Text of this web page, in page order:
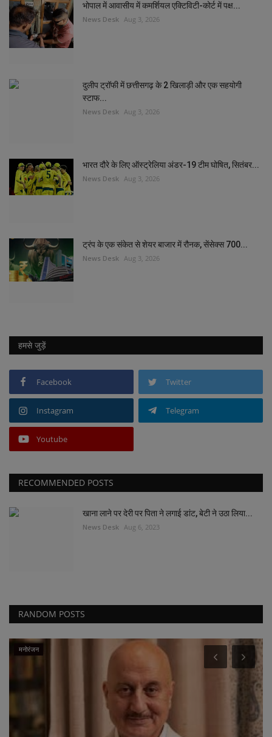
भोपाल में आवासीय में कमर्शियल एक्टिविटी-कोर्ट में पक्ष...
News Desk Aug 3, 2026
दुलीप ट्रॉफी में छत्तीसगढ़ के 2 खिलाड़ी और एक सहयोगी
स्टाफ...
News Desk Aug 3, 2026
भारत दौरे के लिए ऑस्ट्रेलिया अंडर-19 टीम घोषित, सितंबर...
News Desk Aug 3, 2026
ट्रंप के एक संकेत से शेयर बाजार में रौनक, सेंसेक्स 700...
News Desk Aug 3, 2026
हमसे जुड़ें
Facebook Twitter
Instagram Telegram
Youtube
RECOMMENDED POSTS
खाना लाने पर देरी पर पिता ने लगाई डांट, बेटी ने उठा लिया...
News Desk Aug 6, 2023
RANDOM POSTS
मनोरंजन